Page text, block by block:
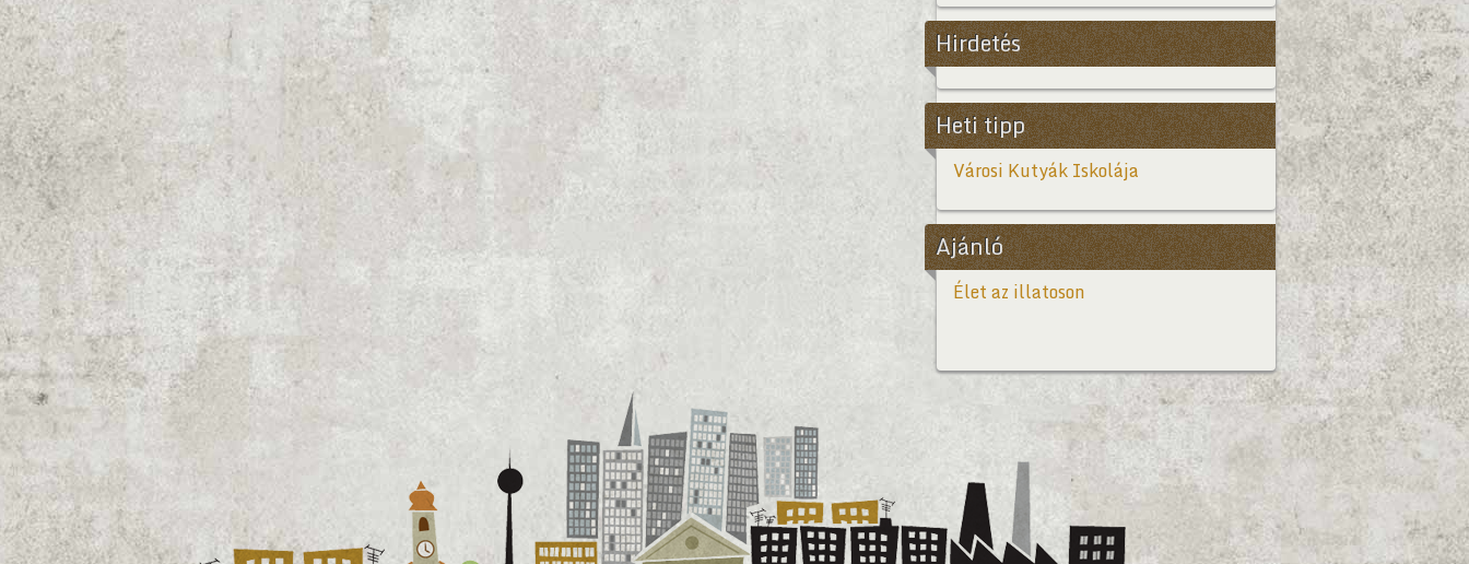
Hirdetés
Heti tipp
Városi Kutyák Iskolája
Ajánló
Élet az illatoson